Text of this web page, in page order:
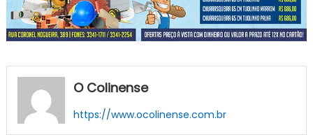
O Colinense
https://www.ocolinense.com.br